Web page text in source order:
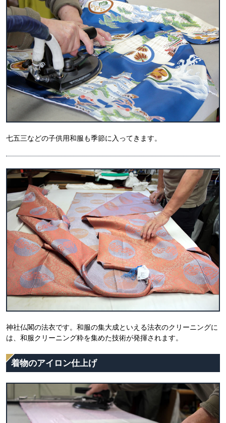
七五三などの子供用和服も季節に入ってきます。
神社仏閣の法衣です。和服の集大成といえる法衣のクリーニングに
は、和服クリーニング粋を集めた技術が発揮されます。
着物のアイロン仕上げ